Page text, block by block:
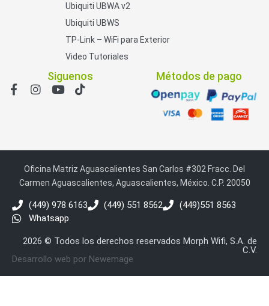
Ubiquiti UBWA v2
Ubiquiti UBWS
TP-Link – WiFi para Exterior
Video Tutoriales
Siguenos Métodos de pago
Oficina Matriz Aguascalientes San Carlos #302 Fracc. Del
Carmen Aguascalientes, Aguascalientes, México. C.P. 20050
(449) 978 6163 (449) 551 8562
(449)551 8563
Whatsapp
2026 © Todos los derechos reservados Morph Wifi, S.A. de
C.V.
Desarrollo web por Newemage